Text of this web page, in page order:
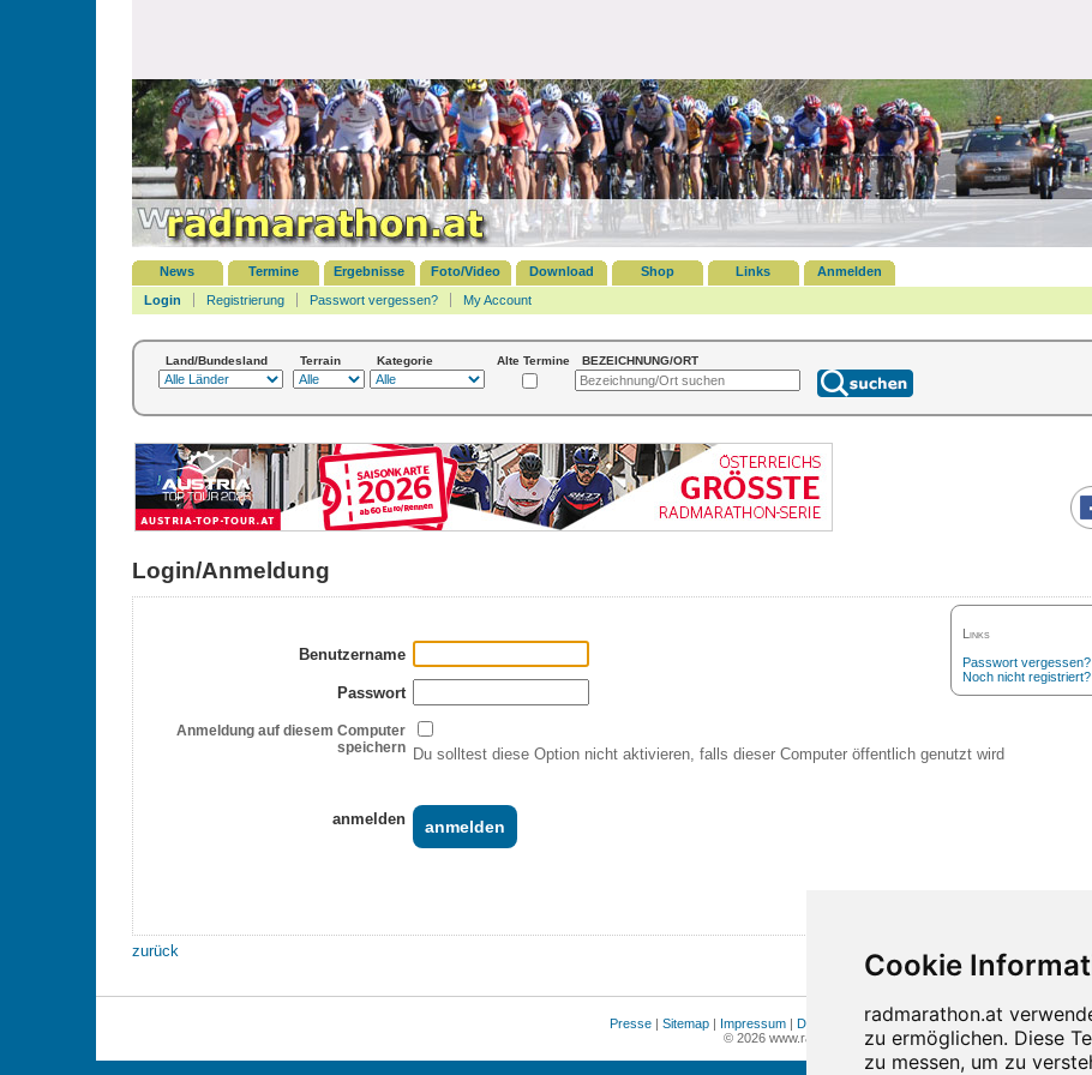
News Termine Ergebnisse Foto/Video Download Shop Links
Anmelden
Login
Registrierung Passwort vergessen? My Account
Land/Bundesland Terrain Kategorie Alte Termine BEZEICHNUNG/ORT
Login/Anmeldung
Links
Passwort vergessen?
Noch nicht registriert?
Benutzername
Passwort
Anmeldung auf diesem Computer
speichern Du solltest diese Option nicht aktivieren, falls dieser Computer öffentlich genutzt wird
anmelden
zurück
Presse | Sitemap | Impressum | Datenschutz |Cookie Einstellungen
© 2026 www.radmarathon.at